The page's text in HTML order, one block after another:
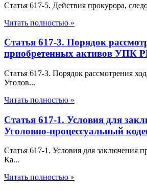
Статья 617-5. Действия прокурора,
Читать полностью »
Статья 617-3. Порядок
приобретенных активов УПК
Статья 617-3. Порядок рассмотрения
Уголов...
Читать полностью »
Статья 617-1. Условия для
Уголовно-процессуальный
Статья 617-1. Условия для заключения
Ка...
Читать полностью »